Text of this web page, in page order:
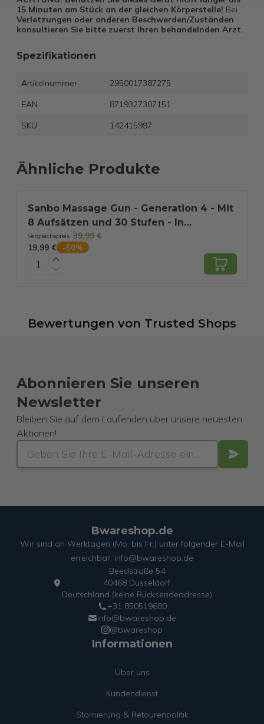
15 Minuten am Stück an der gleichen Körperstelle! Bei
Verletzungen oder anderen Beschwerden/Zuständen
konsultieren Sie bitte zuerst Ihren behandelnden Arzt.
Spezifikationen
Artikelnummer
2950017387275
EAN
8719327307151
SKU
142415997
Ähnliche Produkte
Sanbo Massage Gun - Generation 4 - Mit
8 Aufsätzen und 30 Stufen - In
Zusammenarbeit mit Physiotherapeuten
- Professionell - Sport- und
Entspannungsmassagegerät - Massage
Vergleichspreis 39,99 €
19,99 €
-50%
Bewertungen von Trusted Shops
Abonnieren Sie unseren
Newsletter
Bleiben Sie auf dem Laufenden über unsere neuesten
Aktionen!
Bwareshop.de
Wir sind an Werktagen (Mo. bis Fr.) unter folgender E-Mail
erreichbar: info@bwareshop.de
Beedstraße 54
40468 Düsseldorf
Deutschland (keine Rücksendeadresse)
+31 850519680
info@bwareshop.de
@bwareshop
Informationen
Über uns
Kundendienst
Stornierung & Retourenpolitik